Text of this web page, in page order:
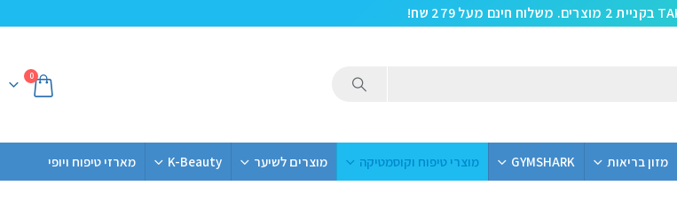
0
מזון בריאות GYMSHARK מוצרי טיפוח וקוסמטיקה מוצרים לשיער K-Beauty מארזי טיפוח ויופי